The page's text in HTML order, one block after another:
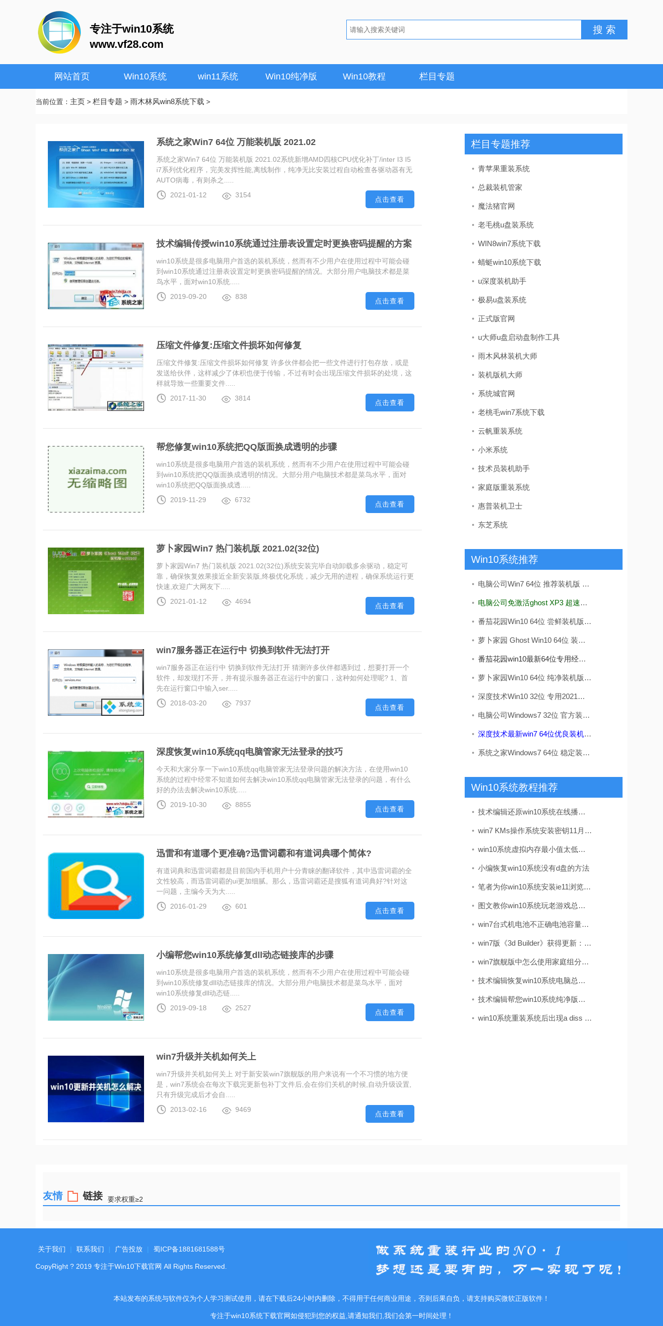
专注于win10系统
www.vf28.com
网站首页 Win10系统 win11系统 Win10纯净版 Win10教程 栏目专题
当前位置： 主页 > 栏目专题 > 雨木林风win8系统下载 >
系统之家Win7 64位 万能装机版 2021.02
系统之家Win7 64位 万能装机版 2021.02系统新增AMD四核CPU优化补丁/inter I3 I5
i7系列优化程序，完美发挥性能,离线制作，纯净无比安装过程自动检查各驱动器有无
AUTO病毒，有则杀之.....
2021-01-12
3154
点击查看
技术编辑传授win10系统通过注册表设置定时更换密码提醒的方案
win10系统是很多电脑用户首选的装机系统，然而有不少用户在使用过程中可能会碰
到win10系统通过注册表设置定时更换密码提醒的情况。大部分用户电脑技术都是菜
鸟水平，面对win10系统.....
2019-09-20
838
点击查看
压缩文件修复:压缩文件损坏如何修复
压缩文件修复:压缩文件损坏如何修复 许多伙伴都会把一些文件进行打包存放，或是
发送给伙伴，这样减少了体积也便于传输，不过有时会出现压缩文件损坏的处境，这
样就导致一些重要文件.....
2017-11-30
3814
点击查看
帮您修复win10系统把QQ版面换成透明的步骤
win10系统是很多电脑用户首选的装机系统，然而有不少用户在使用过程中可能会碰
到win10系统把QQ版面换成透明的情况。大部分用户电脑技术都是菜鸟水平，面对
win10系统把QQ版面换成透.....
2019-11-29
6732
点击查看
萝卜家园Win7 热门装机版 2021.02(32位)
萝卜家园Win7 热门装机版 2021.02(32位)系统安装完毕自动卸载多余驱动，稳定可
靠，确保恢复效果接近全新安装版,终极优化系统，减少无用的进程，确保系统运行更
快速,欢迎广大网友下.....
2021-01-12
4694
点击查看
win7服务器正在运行中 切换到软件无法打开
win7服务器正在运行中 切换到软件无法打开 猜测许多伙伴都遇到过，想要打开一个
软件，却发现打不开，并有提示服务器正在运行中的窗口，这种如何处理呢? 1、首
先在运行窗口中输入ser.....
2018-03-20
7937
点击查看
深度恢复win10系统qq电脑管家无法登录的技巧
今天和大家分享一下win10系统qq电脑管家无法登录问题的解决方法，在使用win10
系统的过程中经常不知道如何去解决win10系统qq电脑管家无法登录的问题，有什么
好的办法去解决win10系统.....
2019-10-30
8855
点击查看
迅雷和有道哪个更准确?迅雷词霸和有道词典哪个简体?
有道词典和迅雷词霸都是目前国内手机用户十分青睐的翻译软件，其中迅雷词霸的全
文性较高，而迅雷词霸的ui更加细腻。那么，迅雷词霸还是搜狐有道词典好?针对这
一问题，主编今天为大.....
2016-01-29
601
点击查看
小编帮您win10系统修复dll动态链接库的步骤
win10系统是很多电脑用户首选的装机系统，然而有不少用户在使用过程中可能会碰
到win10系统修复dll动态链接库的情况。大部分用户电脑技术都是菜鸟水平，面对
win10系统修复dll动态链.....
2019-09-18
2527
点击查看
win7升级并关机如何关上
win7升级并关机如何关上 对于新安装win7旗舰版的用户来说有一个不习惯的地方便
是，win7系统会在每次下载完更新包补丁文件后,会在你们关机的时候,自动升级设置,
只有升级完成后才会自.....
2013-02-16
9469
点击查看
栏目专题推荐
青苹果重装系统
总裁装机管家
魔法猪官网
老毛桃u盘装系统
WIN8win7系统下载
蜻蜓win10系统下载
u深度装机助手
极易u盘装系统
正式版官网
u大师u盘启动盘制作工具
雨木风林装机大师
装机版机大师
系统城官网
老桃毛win7系统下载
云帆重装系统
小米系统
技术员装机助手
家庭版重装系统
惠普装机卫士
东芝系统
Win10系统推荐
电脑公司Win7 64位 推荐装机版 2020.12
电脑公司免激活ghost XP3 超速精品版v2022
番茄花园Win10 64位 尝鲜装机版 2019.11
萝卜家园 Ghost Win10 64位 装机版 v2019.08
番茄花园win10最新64位专用经典版v2026.08
萝卜家园Win10 64位 纯净装机版 v2020.05
深度技术Win10 32位 专用2021五一装机版
电脑公司Windows7 32位 官方装机版 2020.08
深度技术最新win7 64位优良装机版v2026.08
系统之家Windows7 64位 稳定装机版 2020.09
Win10系统教程推荐
技术编辑还原win10系统在线播放视频有马赛克的问题
win7 KMs操作系统安装密钥11月实时升级kms如何激活win7(图解)
win10系统虚拟内存最小值太低的处理步骤
小编恢复win10系统没有d盘的方法
笔者为你win10系统安装ie11浏览器的步骤
图文教你win10系统玩老游戏总是会花屏的步骤
win7台式机电池不正确电池容量在哪儿看?电池健康状况的查看办法
win7版《3d Builder》获得更新：加入了导入网络摄像头图像的办法
win7旗舰版中怎么使用家庭组分享文件（不建议使用）
技术编辑恢复win10系统电脑总是关不了机的解决办法
技术编辑帮您win10系统纯净版打开log文件之后出现乱码的方法
win10系统重装系统后出现a diss read error occurred的处理教程
友情 链接 要求权重≥2
关于我们 联系我们 广告投放 蜀ICP备1881681588号
CopyRight ? 2019 专注于Win10下载官网 All Rights Reserved.
本站发布的系统与软件仅为个人学习测试使用，请在下载后24小时内删除，不得用于任何商业用途，否则后果自负，请支持购买微软正版软件！
专注于win10系统下载官网如侵犯到您的权益,请通知我们,我们会第一时间处理！